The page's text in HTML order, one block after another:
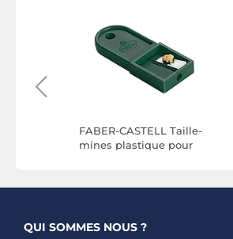
FABER-CASTELL Taille-
mines plastique pour
QUI SOMMES NOUS ?